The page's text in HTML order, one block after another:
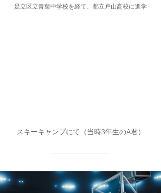
足立区立青葉中学校を経て、都立戸山高校に進学
スキーキャンプにて（当時3年生のA君）